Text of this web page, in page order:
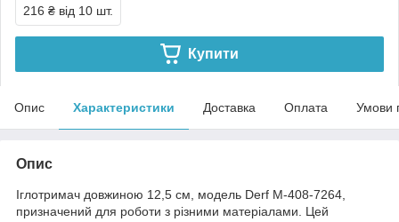
216 ₴ від 10 шт.
Купити
Опис Характеристики Доставка Оплата Умови
Опис
Іглотримач довжиною 12,5 см, модель Derf M-408-7264,
призначений для роботи з різними матеріалами. Цей